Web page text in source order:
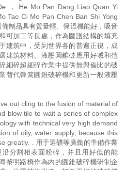
， He Mo Pan Dang Liao Quan Yi
Tao Ci Mo Pan Chen Ban Shi Yong
制品具有質量輕、保溫機能好，吸音
可加工等長處，作為圍護結構的填充
建筑中，受到世界各的普遍正視，成
建筑材料。液壓圓錐破應用好域和范
細碎超細碎作業中提供無與倫比的破
替代彈簧圓錐破碎機和更新一般液壓
out cling to the fusion of material of
blow tile to wait a series of complex
with technical very high demand
of oily, water supply, because this
greatly. . 用于選礦等廣義的準備作業
分割相表面粉碎，并且用好低的能
黎明路橋作為內的圓錐破碎機研制企